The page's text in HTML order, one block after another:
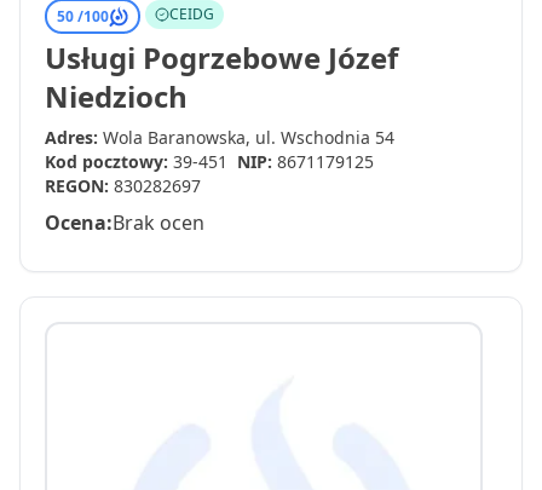
50 /100 CEIDG
Usługi Pogrzebowe Józef
Niedzioch
Adres: Wola Baranowska, ul. Wschodnia 54
Kod pocztowy: 39-451 NIP: 8671179125
REGON: 830282697
Ocena:Brak ocen